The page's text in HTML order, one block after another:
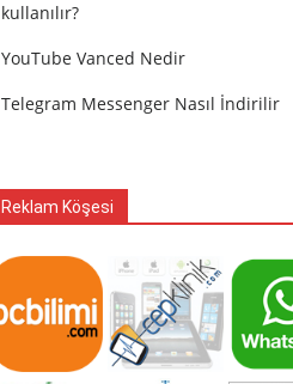
kullanılır?
YouTube Vanced Nedir
Telegram Messenger Nasıl İndirilir
Reklam Köşesi